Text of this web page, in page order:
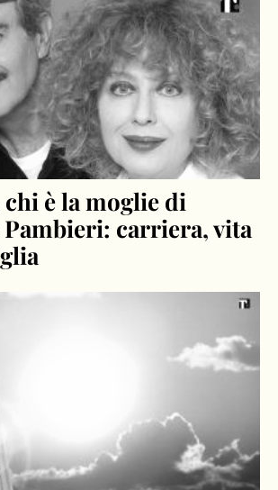
è la moglie di
Pambieri: carriera, vita